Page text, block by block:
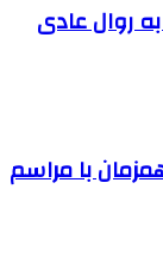
روال عادی
با مراسم